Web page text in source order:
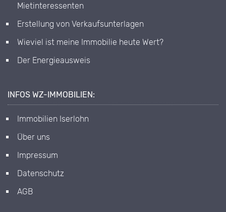
Mietinteressenten
Erstellung von Verkaufsunterlagen
Wieviel ist meine Immobilie heute Wert?
Der Energieausweis
INFOS WZ-IMMOBILIEN:
Immobilien Iserlohn
Über uns
Impressum
Datenschutz
AGB